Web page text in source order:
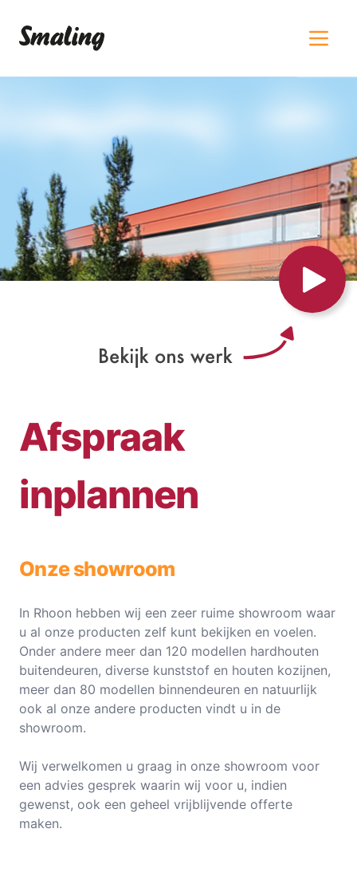
Afspraak
inplannen
Onze showroom
In Rhoon hebben wij een zeer ruime showroom waar
u al onze producten zelf kunt bekijken en voelen.
Onder andere meer dan 120 modellen hardhouten
buitendeuren, diverse kunststof en houten kozijnen,
meer dan 80 modellen binnendeuren en natuurlijk
ook al onze andere producten vindt u in de
showroom.
Wij verwelkomen u graag in onze showroom voor
een advies gesprek waarin wij voor u, indien
gewenst, ook een geheel vrijblijvende offerte
maken.